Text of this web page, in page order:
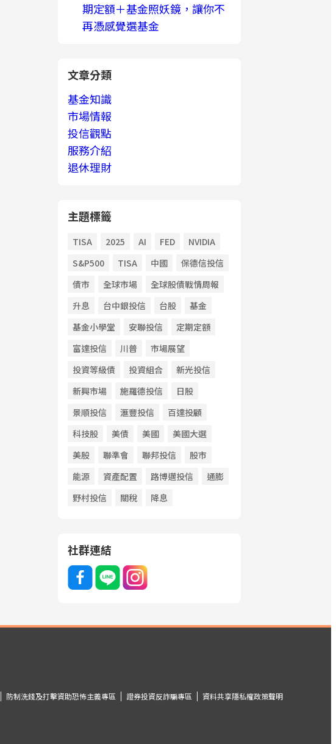
期定額＋基金照妖鏡，讓你不
再憑感覺選基金
文章分類
基金知識
市場情報
投信觀點
服務介紹
退休理財
主題標籤
TISA 2025 AI FED
NVIDIA
S&P500
TISA 中國
保德信投信
債市
全球市場
全球股債戰情周報
升息
台中銀投信 台股
基金
基金小學堂
安聯投信
定期定額
富達投信
川普
市場展望
投資等級債
投資組合
新光投信
新興市場
施羅德投信
日股
景順投信
滙豐投信
百達投顧
科技股
美債 美國
美國大選
美股
聯準會 聯邦投信
股市
能源
資產配置 路博邁投信
通膨
野村投信
關稅 降息
社群連結
防制洗錢及打擊資助恐怖主義專區 證券投資反詐騙專區
資料共享隱私權政策聲明